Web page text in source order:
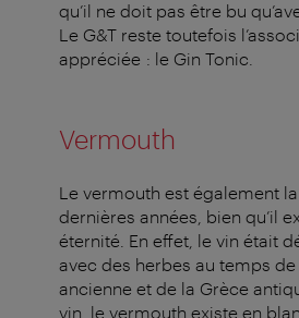
qu’il ne doit pas être bu
Le G&T reste toutefois
appréciée : le Gin Tonic.
Vermouth
Le vermouth est également
dernières années, bien qu’il
éternité. En effet, le vin était
avec des herbes au temps de
ancienne et de la Grèce
vin, le vermouth existe en